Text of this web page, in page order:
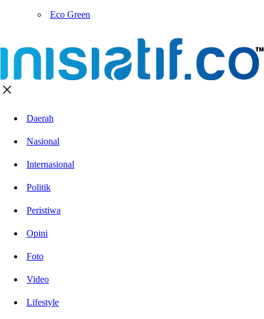
Eco Green
Daerah
Nasional
Internasional
Politik
Peristiwa
Opini
Foto
Video
Lifestyle